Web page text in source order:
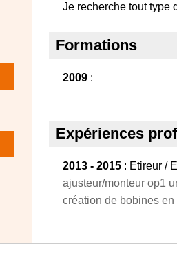
Je recherche tout type
Formations
2009 :
Expériences
2013 - 2015 : Etireur /
ajusteur/monteur op1
création de bobines